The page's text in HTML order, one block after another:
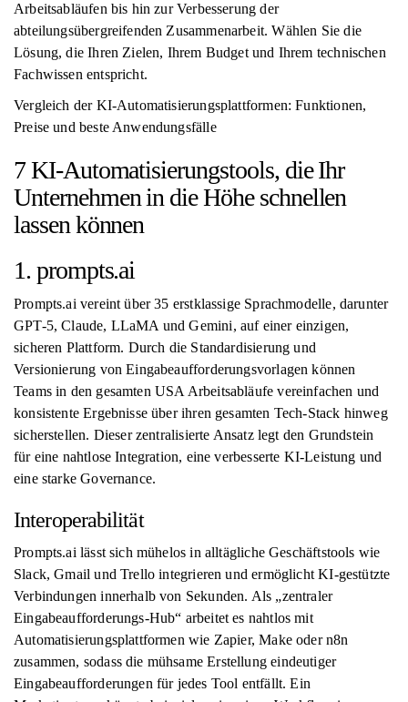
Arbeitsabläufen bis hin zur Verbesserung der
abteilungsübergreifenden Zusammenarbeit. Wählen Sie die
Lösung, die Ihren Zielen, Ihrem Budget und Ihrem technischen
Fachwissen entspricht.
Vergleich der KI-Automatisierungsplattformen: Funktionen,
Preise und beste Anwendungsfälle
7 KI-Automatisierungstools, die Ihr
Unternehmen in die Höhe schnellen
lassen können
1. prompts.ai
Prompts.ai vereint über 35 erstklassige Sprachmodelle, darunter
GPT-5, Claude, LLaMA und Gemini, auf einer einzigen,
sicheren Plattform. Durch die Standardisierung und
Versionierung von Eingabeaufforderungsvorlagen können
Teams in den gesamten USA Arbeitsabläufe vereinfachen und
konsistente Ergebnisse über ihren gesamten Tech-Stack hinweg
sicherstellen. Dieser zentralisierte Ansatz legt den Grundstein
für eine nahtlose Integration, eine verbesserte KI-Leistung und
eine starke Governance.
Interoperabilität
Prompts.ai lässt sich mühelos in alltägliche Geschäftstools wie
Slack, Gmail und Trello integrieren und ermöglicht KI-gestützte
Verbindungen innerhalb von Sekunden. Als „zentraler
Eingabeaufforderungs-Hub“ arbeitet es nahtlos mit
Automatisierungsplattformen wie Zapier, Make oder n8n
zusammen, sodass die mühsame Erstellung eindeutiger
Eingabeaufforderungen für jedes Tool entfällt. Ein